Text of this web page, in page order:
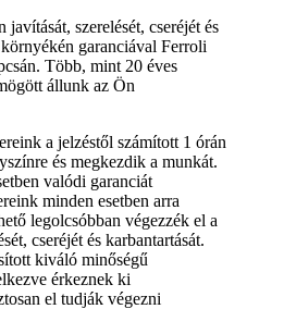
szerelését, cseréjét és
garanciával Ferroli
Több, mint 20 éves
állunk az Ön
a jelzéstől számított 1 órán
és megkezdik a munkát.
valódi garanciát
minden esetben arra
legolcsóbban végezzék el a
cseréjét és karbantartását.
kiváló minőségű
érkeznek ki
el tudják végezni